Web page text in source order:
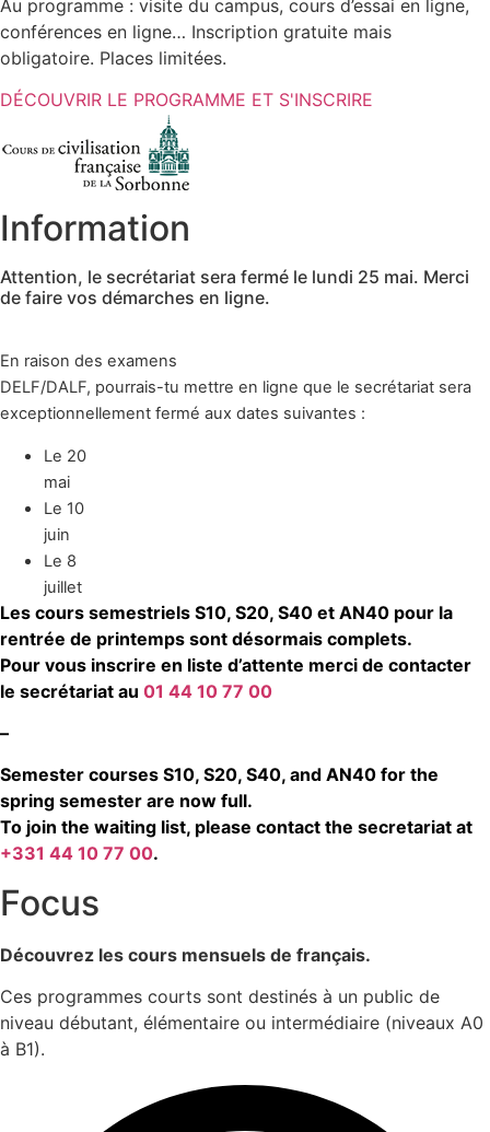
Au programme : visite du campus, cours d’essai en ligne,
conférences en ligne… Inscription gratuite mais
obligatoire. Places limitées.
DÉCOUVRIR LE PROGRAMME ET S'INSCRIRE
Information
Attention, le secrétariat sera fermé le lundi 25 mai. Merci
de faire vos démarches en ligne.
En raison des examens
DELF/DALF, pourrais-tu mettre en ligne que le secrétariat sera
exceptionnellement fermé aux dates suivantes :
Le 20
mai
Le 10
juin
Le 8
juillet
Les cours semestriels S10, S20, S40 et AN40 pour la
rentrée de printemps sont désormais complets.
Pour vous inscrire en liste d’attente merci de contacter
le secrétariat au 01 44 10 77 00
–
Semester courses S10, S20, S40, and AN40 for the
spring semester are now full.
To join the waiting list, please contact the secretariat at
+331 44 10 77 00.
Focus
Découvrez les cours mensuels de français.
Ces programmes courts sont destinés à un public de
niveau débutant, élémentaire ou intermédiaire (niveaux A0
à B1).